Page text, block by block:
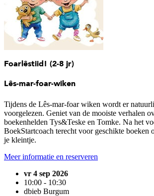
Foarlêstiid! (2-8 jr)
Lês-mar-foar-wiken
Tijdens de Lês-mar-foar wiken wordt er
voorgelezen. Geniet van de mooiste verhalen
boekenhelden Tys&Teske en Tomke. Na het
BoekStartcoach terecht voor geschikte boeken
je kleintje.
Meer informatie en reserveren
vr 4 sep 2026
10:00 - 10:30
dbieb Burgum